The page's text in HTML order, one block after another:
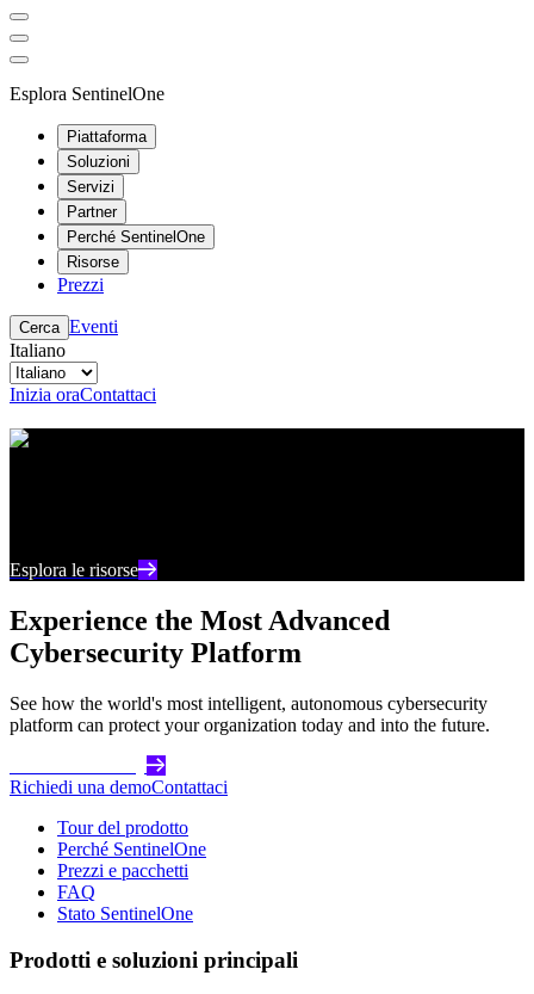
Esplora SentinelOne
Piattaforma
Soluzioni
Servizi
Partner
Perché SentinelOne
Risorse
Prezzi
Cerca Eventi
Italiano
Inizia oraContattaci
Centro risorse
Esplora le risorse
Experience the Most Advanced
Cybersecurity Platform
See how the world's most intelligent, autonomous cybersecurity
platform can protect your organization today and into the future.
Richiedi una demoContattaci
Tour del prodotto
Perché SentinelOne
Prezzi e pacchetti
FAQ
Stato SentinelOne
Prodotti e soluzioni principali